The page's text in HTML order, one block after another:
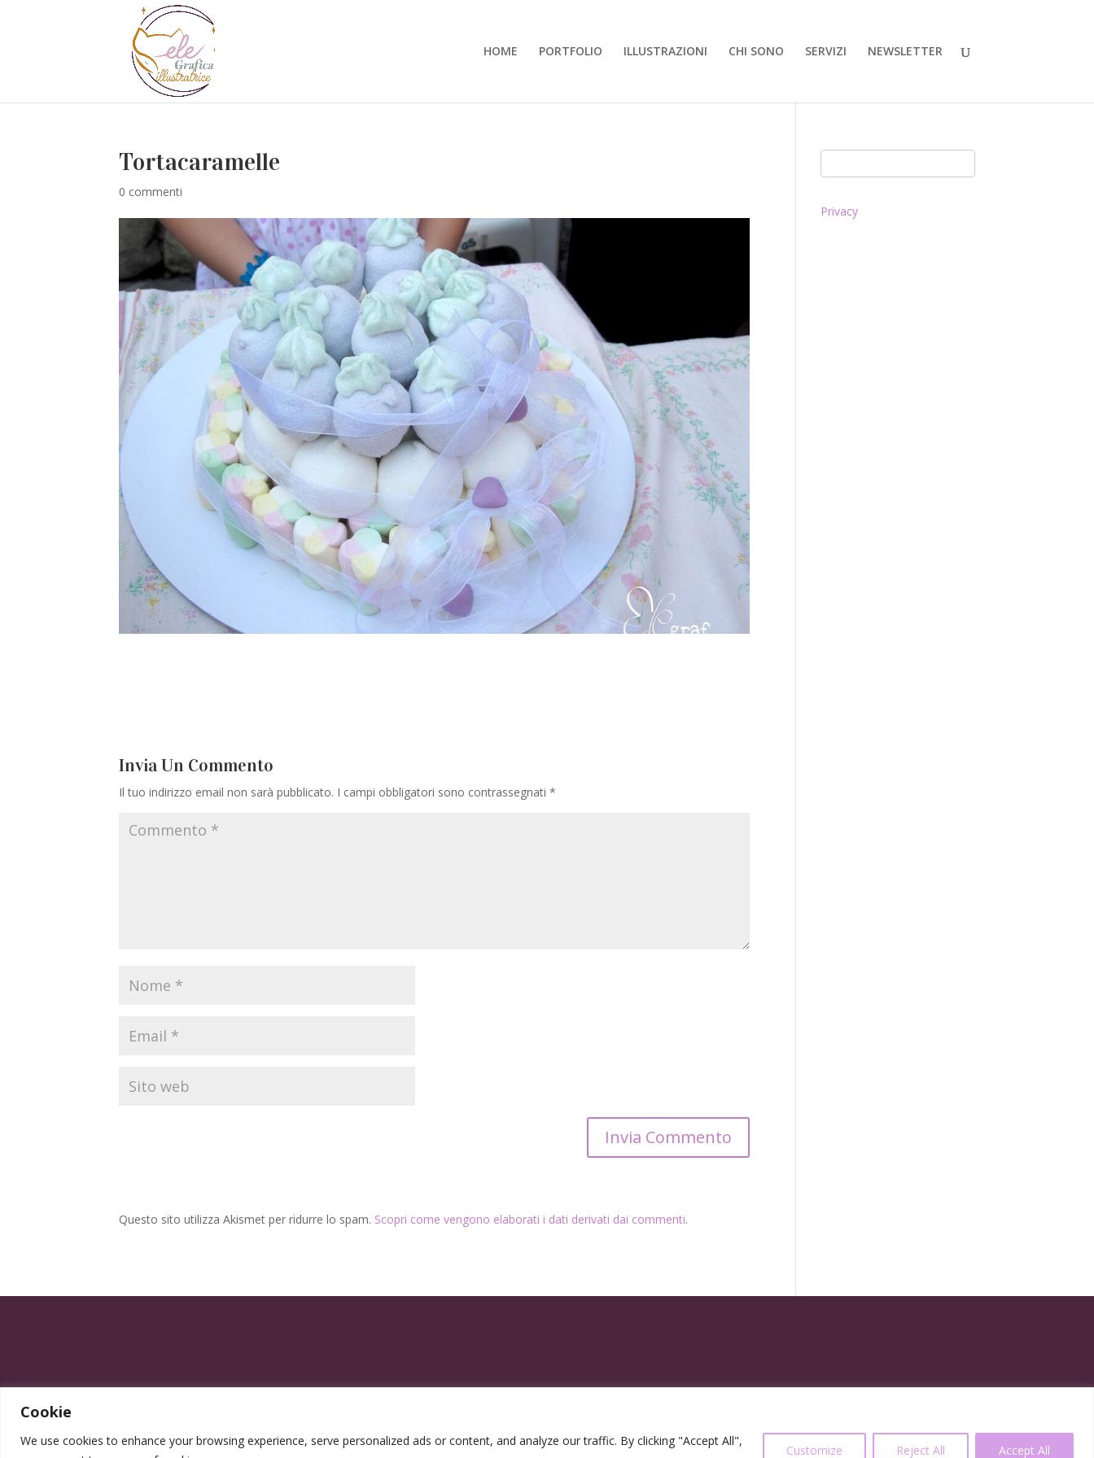
Cookie
We use cookies to enhance your browsing experience, serve personalized ads or content, and analyze our traffic. By clicking "Accept All",
Customize Reject All Accept All
HOME PORTFOLIO ILLUSTRAZIONI CHI SONO SERVIZI NEWSLETTER
Tortacaramelle
0 commenti
Invia Un Commento
Il tuo indirizzo email non sarà pubblicato. I campi obbligatori sono contrassegnati *
Questo sito utilizza Akismet per ridurre lo spam. Scopri come vengono elaborati i dati derivati dai commenti.
Privacy